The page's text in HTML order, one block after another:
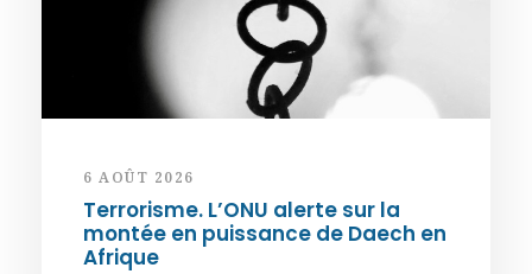
6 AOÛT 2026
Terrorisme. L’ONU alerte sur la
montée en puissance de Daech en
Afrique